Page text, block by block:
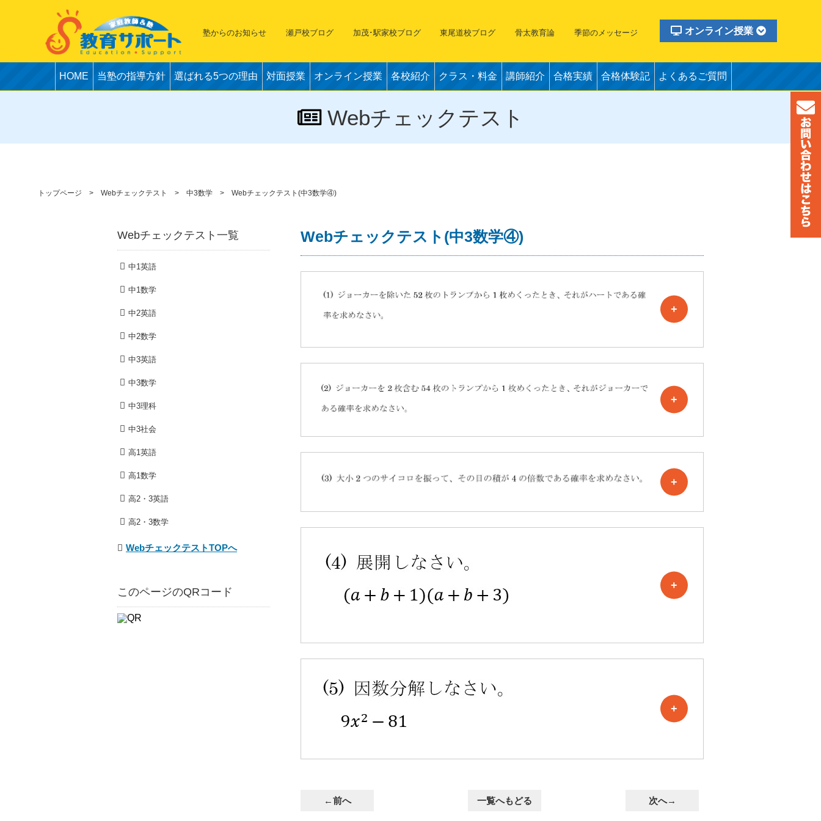
オンライン授業
塾からのお知らせ 瀬戸校ブログ 加茂･駅家校ブログ 東尾道校ブログ 骨太教育論 季節のメッセージ
HOME 当塾の指導方針 選ばれる5つの理由 対面授業 オンライン授業 各校紹介 クラス・料金 講師紹介 合格実績 合格体験記 よくあるご質問
Webチェックテスト
トップページ Webチェックテスト 中3数学 Webチェックテスト(中3数学④)
Webチェックテスト(中3数学④)
+
+
+
+
+
←前へ 一覧へもどる 次へ→
Webチェックテスト一覧
中1英語
中1数学
中2英語
中2数学
中3英語
中3数学
中3理科
中3社会
高1英語
高1数学
高2・3英語
高2・3数学
WebチェックテストTOPへ
このページのQRコード